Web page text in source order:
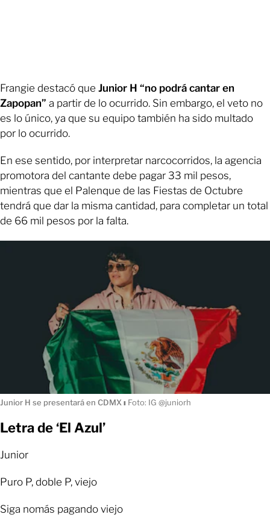
Frangie destacó que Junior H “no podrá cantar en
Zapopan” a partir de lo ocurrido. Sin embargo, el veto no
es lo único, ya que su equipo también ha sido multado
por lo ocurrido.
En ese sentido, por interpretar narcocorridos, la agencia
promotora del cantante debe pagar 33 mil pesos,
mientras que el Palenque de las Fiestas de Octubre
tendrá que dar la misma cantidad, para completar un total
de 66 mil pesos por la falta.
Junior H se presentará en CDMX ı Foto: IG @juniorh
Letra de ‘El Azul’
Junior
Puro P, doble P, viejo
Siga nomás pagando viejo